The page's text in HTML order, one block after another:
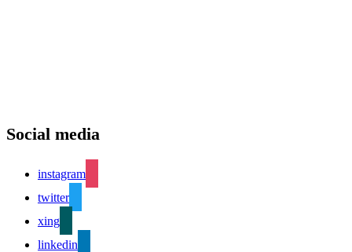
Social media
instagram
twitter
xing
linkedin